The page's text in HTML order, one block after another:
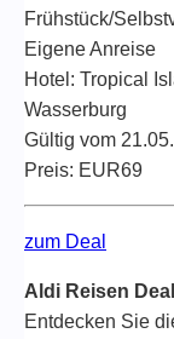
Frühstück/
Eigene Anreise
Hotel: Tropical
Wasserburg
Gültig vom
Preis: EUR69
zum Deal
Aldi Reisen
Entdecken Sie